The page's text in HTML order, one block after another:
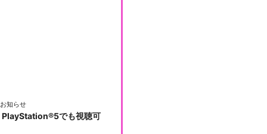
知らせ
でも視聴可